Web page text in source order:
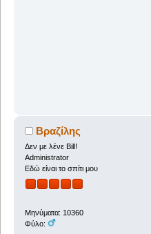
Βραζίλης
Δεν με λένε Bill!
Administrator
Εδώ είναι το σπίτι μου
Μηνύματα: 10360
Φύλο: